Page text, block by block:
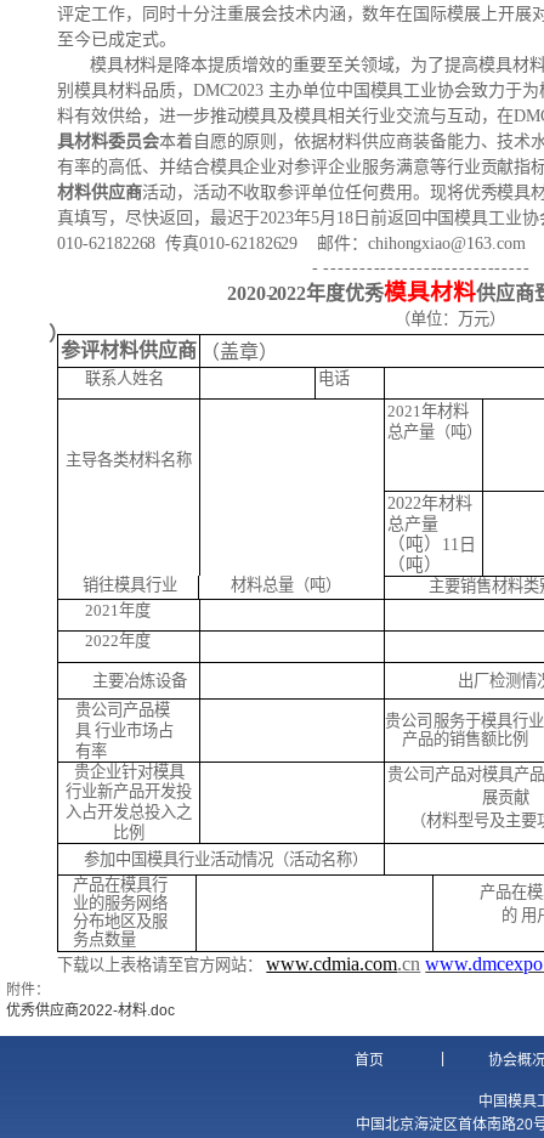
评定工作，同时十分注重展会技术内涵，数年在国际模展上开展
至今已成定式。
模具材料是降本提质增效的重要至关领域，为了提高模具材
别模具材料品质， DMC2023 主办单位中国模具工业协会致力于
料有效供给，进一步推动模具及模具相关行业交流与互动，在DM
具材料委员会本着自愿的原则，依据材料供应商装备能力、技术
有率的高低、并结合模具企业对参评企业服务满意等行业贡献指
材料供应商活动，活动不收取参评单位任何费用。现将优秀模具
真填写，尽快返回，最迟于2023年5月 18日前返 回中国模具工业协
010-62182268 传真010-62182629 邮件：chihongxiao@163.com
------------------------------
2020-2022年度优秀模具材料供应商
（单位：万元）
）
参评材料供应商
（盖章）
联系人姓名 电话
主导各类材料名称
2021年材料
总产量（吨）
2022年材料
总产量
（吨） 11日
（吨）
销往模具行业 材料总量（吨）
主要销售材料类
2021 年度
2022年度
主要冶炼设备
出厂检测情
贵公司产品模
具 行业市场占
有率
贵公司服务于模具行
产品的销售额比例
贵企业针对模具
行业新产品开发投
入占开发总投入之
比例
贵公司产品对模具产
展贡献
（材料型号及主要
参加中国模具行业活动情况（活动名称）
产品在模具行
业的服务网络
分布地区及服
务点数量
产品在
的 用
下载以上表格请至官方网站： www.cdmia.com.cn
附件：
优秀供应商2022-材料.doc
首页 协会概
中国模具
中国北京海淀区首体南路20